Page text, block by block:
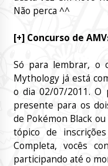
Não perca ^^
[+] Concurso de
Só para lembrar, o
Mythology já está
o dia 02/07/2011.
presente para os
de Pokémon Black
tópico de
Completa, vocês
participando até o